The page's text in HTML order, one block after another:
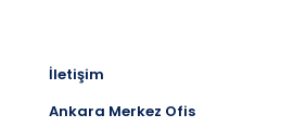
İletişim
Ankara Merkez Ofis